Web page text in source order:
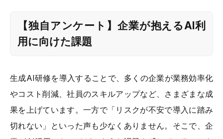
【独自アンケート】企業が抱えるAI利
用に向けた課題
生成AI研修を導入することで、多くの企業が業務効率化
やコスト削減、社員のスキルアップなど、さまざまな成
果を上げています。一方で「リスクが不安で導入に踏み
切れない」といった声も少なくありません。そこで、企